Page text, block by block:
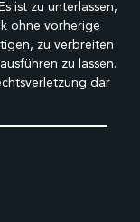
ist zu unterlassen,
ohne vorherige
zu verbreiten
zu lassen.
dar